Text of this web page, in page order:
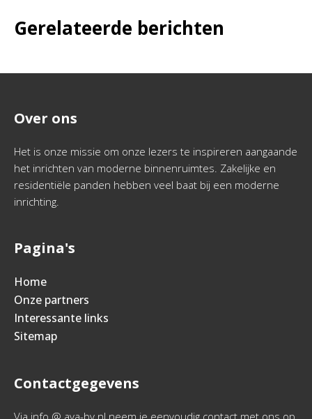
Gerelateerde berichten
Over ons
Het is onze missie om onze lezers te inspireren aangaande
het inrichten van moderne binnenruimtes. Zakelijke en
residentiële panden hebben veel baat bij een moderne
inrichting.
Pagina's
Home
Onze partners
Interessante links
Sitemap
Contactgegevens
Via info @ ava-bv.nl neem je eenvoudig contact met ons op.